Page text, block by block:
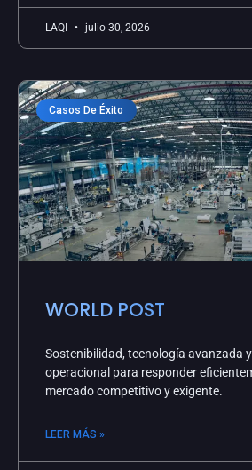
LAQI julio 30, 2026
Casos De Éxito
WORLD POST
Sostenibilidad, tecnología avanzada
operacional para responder
mercado competitivo y exigente.
LEER MÁS »